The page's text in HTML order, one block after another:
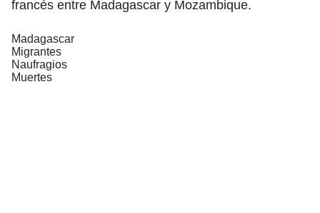
francés entre Madagascar y Mozambique.
Madagascar
Migrantes
Naufragios
Muertes